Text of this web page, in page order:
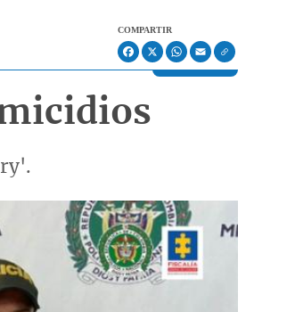
COMPARTIR
Facebook
X WhatsApp
Email